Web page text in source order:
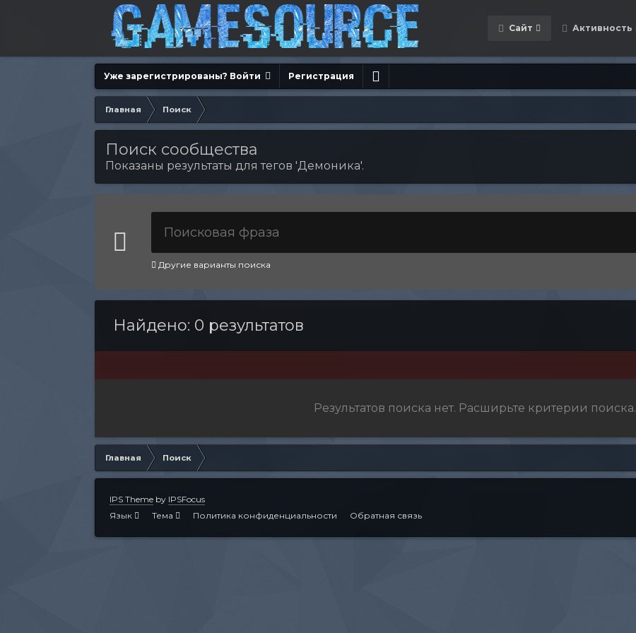
Сайт Активность
Уже зарегистрированы? Войти Регистрация
Главная Поиск
Поиск сообщества
Показаны результаты для тегов 'Демоника'.
Другие варианты поиска
Найдено: 0 результатов
Результатов поиска нет. Расширьте критерии поиска.
Главная Поиск
IPS Theme by IPSFocus
Язык
Тема Политика конфиденциальности Обратная связь